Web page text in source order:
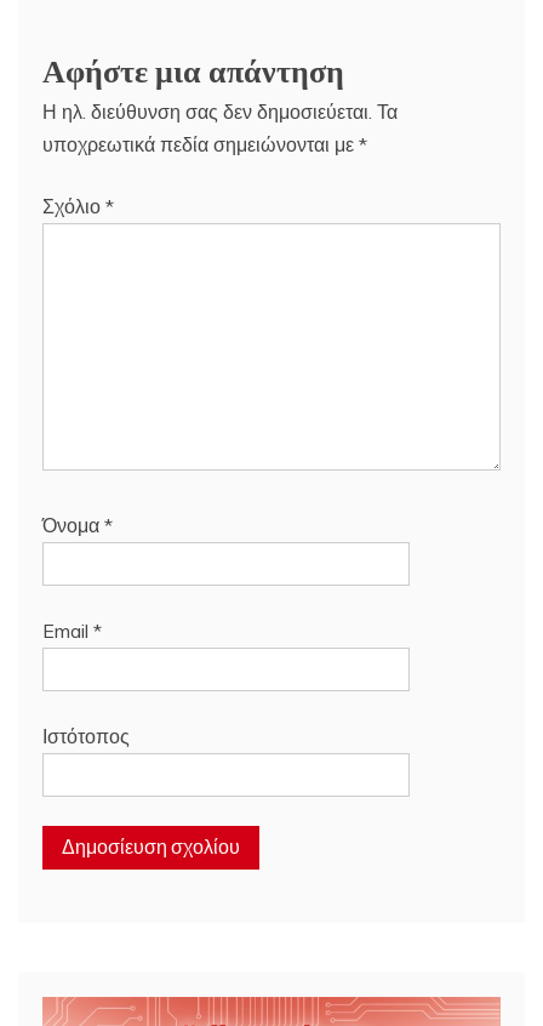
Αφήστε μια απάντηση
Η ηλ. διεύθυνση σας δεν δημοσιεύεται. Τα
υποχρεωτικά πεδία σημειώνονται με *
Σχόλιο *
Όνομα *
Email *
Ιστότοπος